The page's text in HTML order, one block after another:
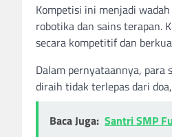
Kompetisi ini menjadi
robotika dan sains terapan.
secara kompetitif dan
Dalam pernyataannya, para
diraih tidak terlepas dari
Baca Juga: Santri SMP